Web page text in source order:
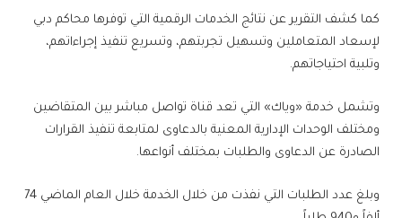
كما كشف التقرير عن نتائج الخدمات الرقمية التي توفرها محاكم دبي
لإسعاد المتعاملين وتسهيل تجربتهم، وتسريع تنفيذ إجراءاتهم،
وتلبية احتياجاتهم.
وتشمل خدمة «وياك» التي تعد قناة تواصل مباشر بين المتقاضين
ومختلف الوحدات الإدارية المعنية بالدعاوى لمتابعة تنفيذ القرارات
الصادرة عن الدعاوى والطلبات بمختلف أنواعها.
وبلغ عدد الطلبات التي نفذت من خلال الخدمة خلال العام الماضي 74